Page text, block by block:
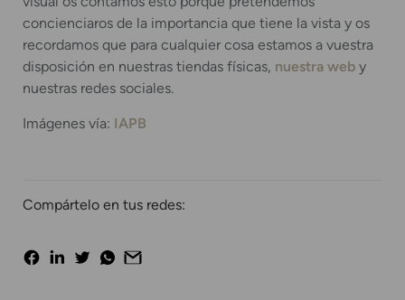
concienciaros de la importancia que tiene la vista y os
recordamos que para cualquier cosa estamos a vuestra
disposición en nuestras tiendas físicas, nuestra web y
nuestras redes sociales.
Imágenes vía: IAPB
Compártelo en tus redes: